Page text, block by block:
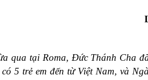
qua tại Roma, Đức Thánh Cha
5 trẻ em đến từ Việt Nam, và